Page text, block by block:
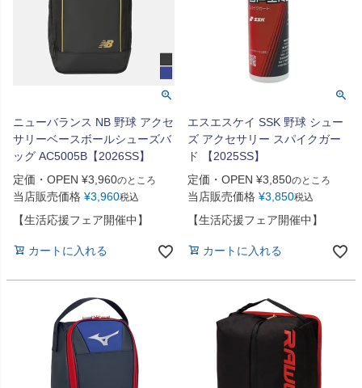
ニューバランス NB 野球 アクセ
サリーベースボールシューズバ
ッグ AC5005B【2026SS】
定価・OPEN ¥3,960のところ
当店販売価格 ¥3,960税込
【生活応援フェア開催中】
カートに入れる
エスエスケイ SSK 野球 シュー
ズ アクセサリー スパイクガー
ド 【2025SS】
定価・OPEN ¥3,850のところ
当店販売価格 ¥3,850税込
【生活応援フェア開催中】
カートに入れる